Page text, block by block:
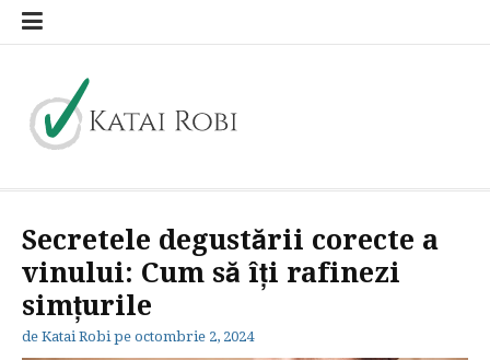
Sari
Secretele degustării corecte a
vinului: Cum să îți rafinezi
simțurile
de Katai Robi pe octombrie 2, 2024